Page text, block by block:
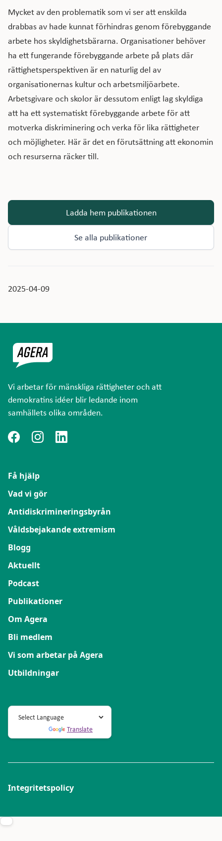
Mycket av den problematik som vi ser att enskilda
drabbas av hade kunnat förhindras genom förebyggande
arbete hos skyldighetsbärarna. Organisationer behöver
ha ett fungerande förebyggande arbete på plats där
rättighetsperspektiven är en naturlig del av
organisationernas kultur och arbetsmiljöarbete.
Arbetsgivare och skolor är dessutom enligt lag skyldiga
att ha ett systematiskt förebyggande arbete för att
motverka diskriminering och verka för lika rättigheter
och möjligheter. Här är det en förutsättning att ekonomin
och resurserna räcker till.
Ladda hem publikationen
Se alla publikationer
2025-04-09
Vi arbetar för mänskliga rättigheter och att
demokratins idéer blir ledande inom
samhällets olika områden.
Få hjälp
Vad vi gör
Antidiskrimineringsbyrån
Våldsbejakande extremism
Blogg
Aktuellt
Podcast
Publikationer
Om Agera
Bli medlem
Vi som arbetar på Agera
Utbildningar
Translate
Integritetspolicy